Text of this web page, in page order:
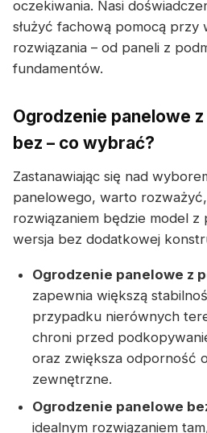
oczekiwania. Nasi
służyć fachową pomocą przy
rozwiązania – od paneli z
fundamentów.
Ogrodzenie panelowe
bez – co wybrać?
Zastanawiając się nad
panelowego, warto
rozwiązaniem będzie model
wersja bez dodatkowej
Ogrodzenie panelowe z
zapewnia większą
przypadku nierównych
chroni przed
oraz zwiększa odporność
zewnętrzne.
Ogrodzenie panelowe
idealnym rozwiązaniem